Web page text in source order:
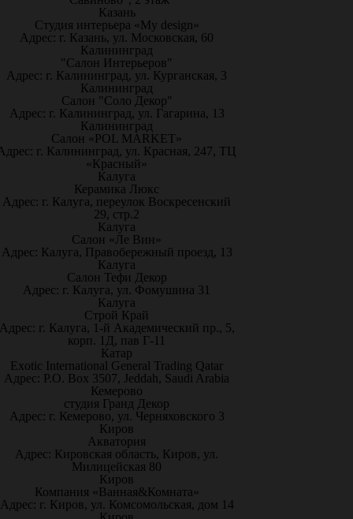
Казань
Студия интерьера «My design»
Адрес: г. Казань, ул. Московская, 60
Калининград
"Салон Интерьеров"
Адрес: г. Калининград, ул. Курганская, 3
Калининград
Салон "Соло Декор"
Адрес: г. Калининград, ул. Гагарина, 13
Калининград
Салон «POL MARKET»
г. Калининград, ул. Красная, 247, ТЦ
«Красный»
Калуга
Керамика Люкс
Адрес: г. Калуга, переулок Воскресенский
29, стр.2
Калуга
Салон «Ле Вин»
Адрес: Калуга, Правобережный проезд, 13
Калуга
Салон Тефи Декор
Адрес: г. Калуга, ул. Фомушина 31
Калуга
Строй Край
г. Калуга, 1-й Академический пр., 5,
корп. 1Д, пав Г-11
Катар
Exotic International General Trading Qatar
Адрес: P.O. Box 3507, Jeddah, Saudi Arabia
Кемерово
студия Гранд Декор
Адрес: г. Кемерово, ул. Черняховского 3
Киров
Акватория
Адрес: Кировская область, Киров, ул.
Милицейская 80
Киров
Компания «Ванная&Комната»
Адрес: г. Киров, ул. Комсомольская, дом 14